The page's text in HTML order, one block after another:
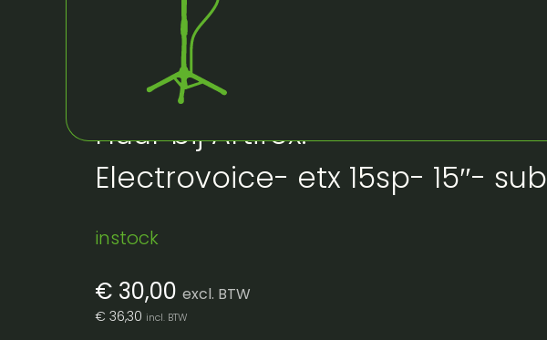
Huur bij Artifex:
Electrovoice- etx 15sp- 15″- sub
instock
€ 30,00 excl. BTW
€ 36,30 incl. BTW